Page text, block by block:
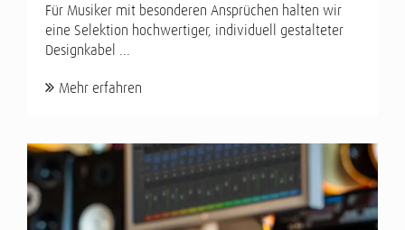
Für Musiker mit besonderen Ansprüchen halten wir
eine Selektion hochwertiger, individuell gestalteter
Designkabel ...
Mehr erfahren